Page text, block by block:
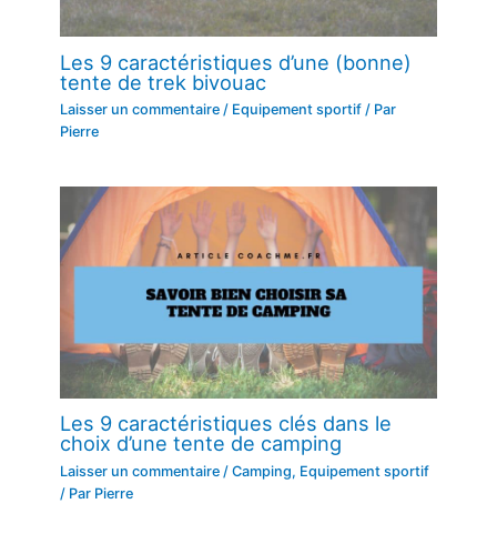
Les 9 caractéristiques d’une (bonne)
tente de trek bivouac
Laisser un commentaire / Equipement sportif / Par
Pierre
Les 9 caractéristiques clés dans le
choix d’une tente de camping
Laisser un commentaire /Camping, Equipement sportif
/ Par Pierre